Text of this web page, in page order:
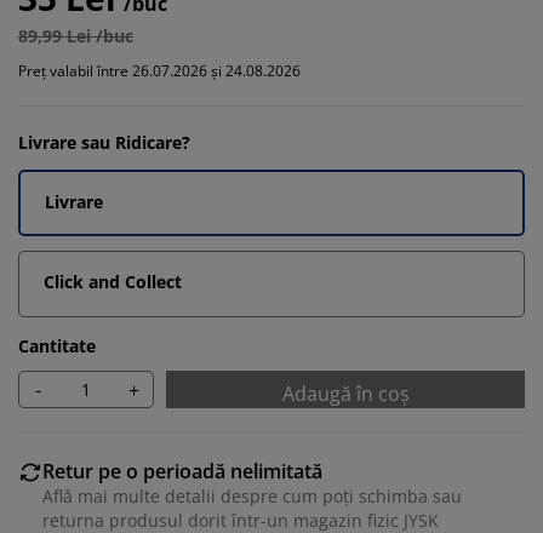
89,99 Lei /buc
Preț valabil între 26.07.2026 și 24.08.2026
Livrare sau Ridicare?
Livrare
Click and Collect
Cantitate
- + Adaugă în coș
Retur pe o perioadă nelimitată
Află mai multe detalii despre cum poți schimba sau
returna produsul dorit într-un magazin fizic JYSK